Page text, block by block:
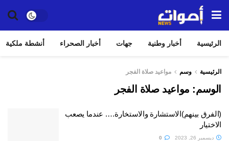
الرئيسية أخبار وطنية جهات أخبار الصحراء أنشطة ملكية
الرئيسية وسم مواعيد صلاة الفجر
الوسم: مواعيد صلاة الفجر
(الفرق بينهم)الاستشارة والاستخارة…. عندما يصعب
الاختيار
ديسمبر 26, 2023